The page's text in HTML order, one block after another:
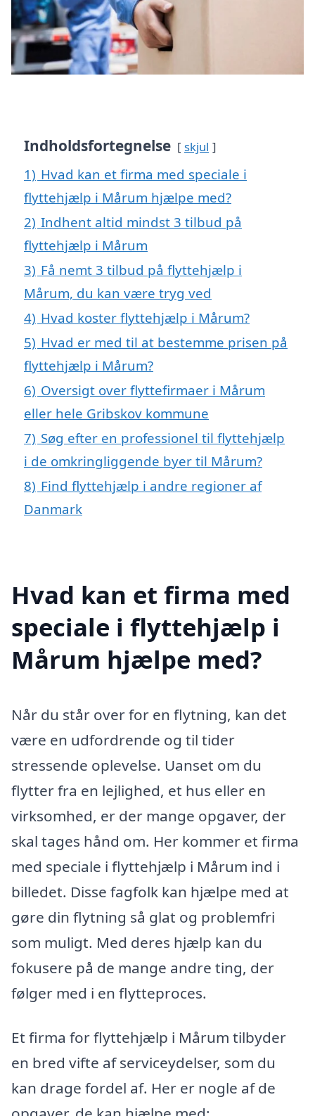
Indholdsfortegnelse skjul
1) Hvad kan et firma med speciale i
flyttehjælp i Mårum hjælpe med?
2) Indhent altid mindst 3 tilbud på
flyttehjælp i Mårum
3) Få nemt 3 tilbud på flyttehjælp i
Mårum, du kan være tryg ved
4) Hvad koster flyttehjælp i Mårum?
5) Hvad er med til at bestemme prisen på
flyttehjælp i Mårum?
6) Oversigt over flyttefirmaer i Mårum
eller hele Gribskov kommune
7) Søg efter en professionel til flyttehjælp
i de omkringliggende byer til Mårum?
8) Find flyttehjælp i andre regioner af
Danmark
Hvad kan et firma med
speciale i flyttehjælp i
Mårum hjælpe med?
Når du står over for en flytning, kan det
være en udfordrende og til tider
stressende oplevelse. Uanset om du
flytter fra en lejlighed, et hus eller en
virksomhed, er der mange opgaver, der
skal tages hånd om. Her kommer et firma
med speciale i flyttehjælp i Mårum ind i
billedet. Disse fagfolk kan hjælpe med at
gøre din flytning så glat og problemfri
som muligt. Med deres hjælp kan du
fokusere på de mange andre ting, der
følger med i en flytteproces.
Et firma for flyttehjælp i Mårum tilbyder
en bred vifte af serviceydelser, som du
kan drage fordel af. Her er nogle af de